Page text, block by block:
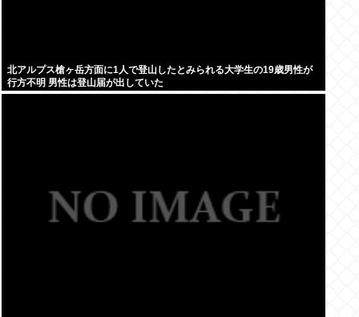
北アルプス槍ヶ岳方面に1人で登山したとみられる大学生の19歳男性が
行方不明 男性は登山届が出していた